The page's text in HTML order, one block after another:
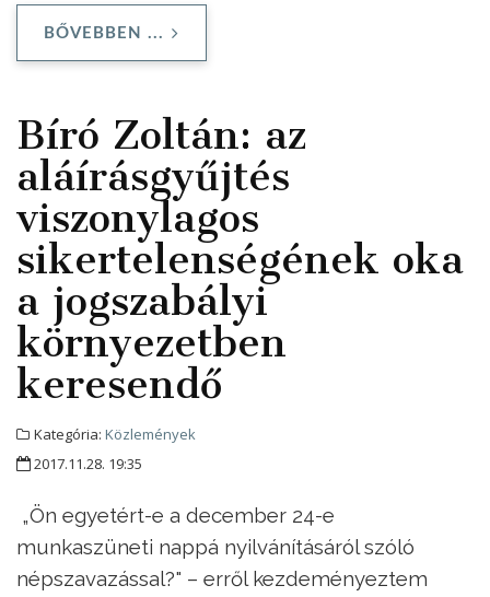
BŐVEBBEN ...
Bíró Zoltán: az
aláírásgyűjtés
viszonylagos
sikertelenségének oka
a jogszabályi
környezetben
keresendő
Kategória: Közlemények
2017.11.28. 19:35
„Ön egyetért-e a december 24-e
munkaszüneti nappá nyilvánításáról szóló
népszavazással?" – erről kezdeményeztem